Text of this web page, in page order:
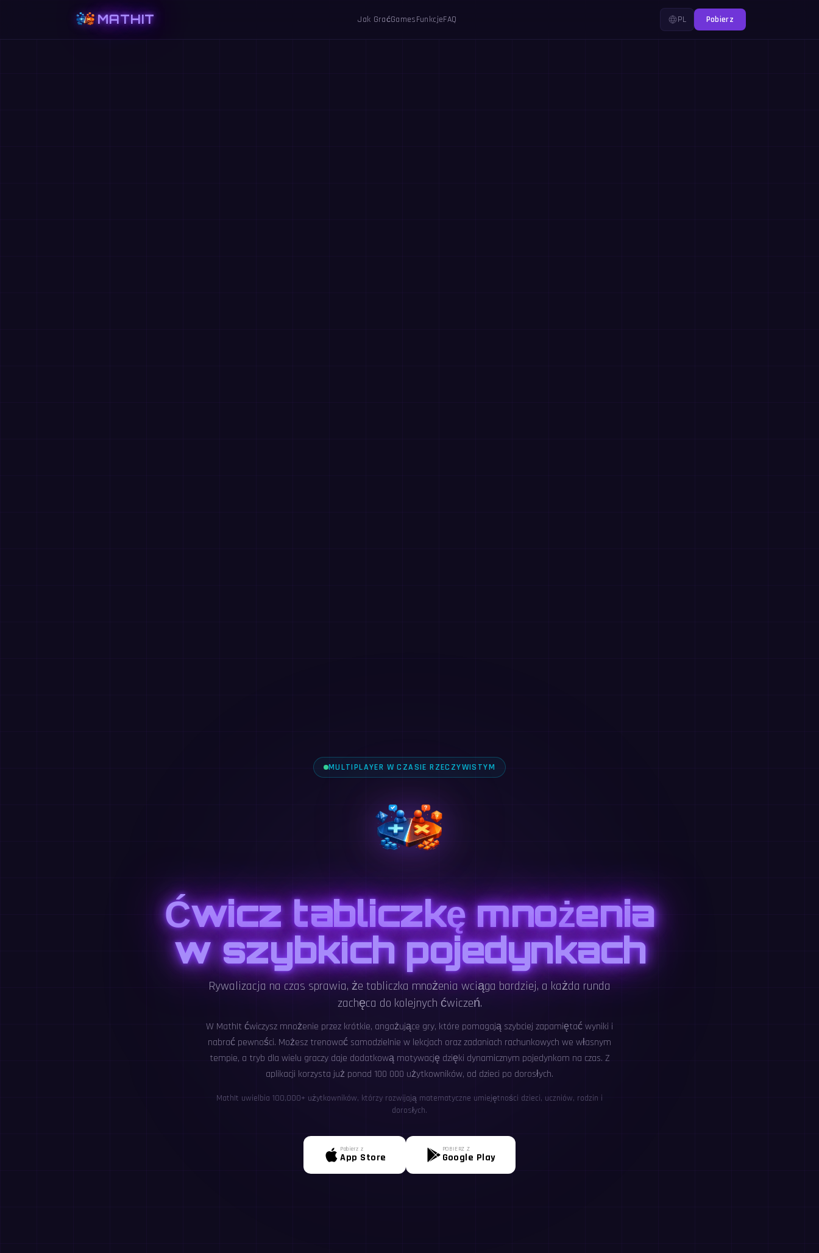
MATHIT Jak GraćGamesFunkcjeFAQ PL Pobierz
MULTIPLAYER W CZASIE RZECZYWISTYM
Ćwicz tabliczkę mnożenia
w szybkich pojedynkach
Rywalizacja na czas sprawia, że tabliczka mnożenia wciąga bardziej, a każda runda
zachęca do kolejnych ćwiczeń.
W MathIt ćwiczysz mnożenie przez krótkie, angażujące gry, które pomagają szybciej zapamiętać wyniki i
nabrać pewności. Możesz trenować samodzielnie w lekcjach oraz zadaniach rachunkowych we własnym
tempie, a tryb dla wielu graczy daje dodatkową motywację dzięki dynamicznym pojedynkom na czas. Z
aplikacji korzysta już ponad 100 000 użytkowników, od dzieci po dorosłych.
MathIt uwielbia 100,000+ użytkowników, którzy rozwijają matematyczne umiejętności dzieci, uczniów, rodzin i
dorosłych.
Pobierz z
App Store
POBIERZ Z
Google Play